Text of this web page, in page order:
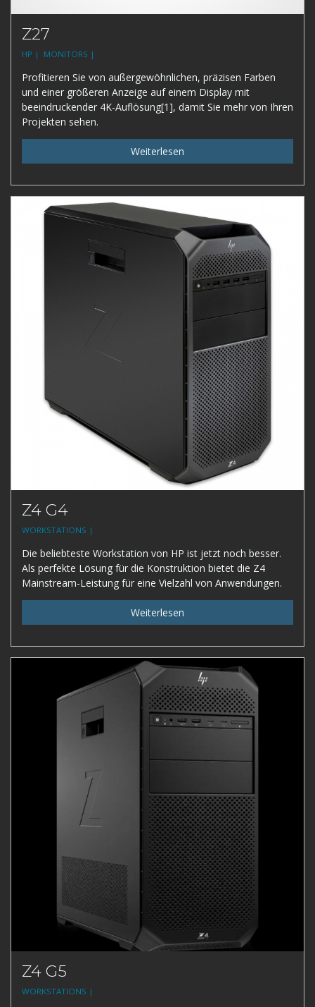
Z27
HP | MONITORS |
Profitieren Sie von außergewöhnlichen, präzisen Farben
und einer größeren Anzeige auf einem Display mit
beeindruckender 4K-Auflösung[1], damit Sie mehr von Ihren
Projekten sehen.
Weiterlesen
Z4 G4
WORKSTATIONS |
Die beliebteste Workstation von HP ist jetzt noch besser.
Als perfekte Lösung für die Konstruktion bietet die Z4
Mainstream-Leistung für eine Vielzahl von Anwendungen.
Weiterlesen
Z4 G5
WORKSTATIONS |